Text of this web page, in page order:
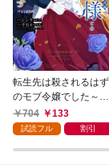
転生先は殺されるはず
のモブ令嬢でした～見
知らぬ公爵様との婚約
は想定外です～@CO
704 133
試読フル 割引